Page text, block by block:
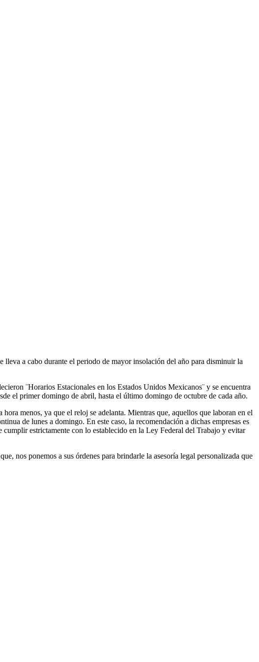
a cabo durante el periodo de mayor insolación del año para disminuir la
¨Horarios Estacionales en los Estados Unidos Mexicanos¨ y se encuentra
el primer domingo de abril, hasta el último domingo de octubre de cada año.
menos, ya que el reloj se adelanta. Mientras que, aquellos que laboran en el
de lunes a domingo. En este caso, la recomendación a dichas empresas es
estrictamente con lo establecido en la Ley Federal del Trabajo y evitar
nos ponemos a sus órdenes para brindarle la asesoría legal personalizada que